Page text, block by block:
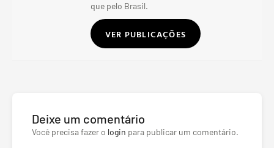
que pelo Brasil.
VER PUBLICAÇÕES
Deixe um comentário
Você precisa fazer o login para publicar um comentário.